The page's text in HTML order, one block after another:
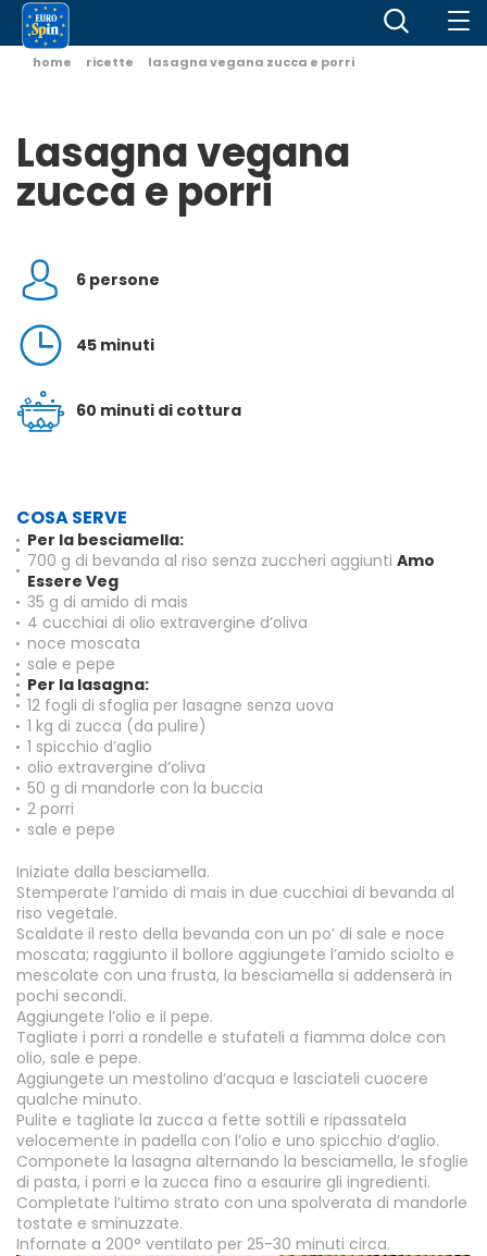
home ricette lasagna vegana zucca e porri
Lasagna vegana
zucca e porri
6 persone
45 minuti
60 minuti di cottura
COSA SERVE
Per la besciamella:
700 g di bevanda al riso senza zuccheri aggiunti Amo
Essere Veg
35 g di amido di mais
4 cucchiai di olio extravergine d’oliva
noce moscata
sale e pepe
Per la lasagna:
12 fogli di sfoglia per lasagne senza uova
1 kg di zucca (da pulire)
1 spicchio d’aglio
olio extravergine d’oliva
50 g di mandorle con la buccia
2 porri
sale e pepe
Iniziate dalla besciamella.
Stemperate l’amido di mais in due cucchiai di bevanda al
riso vegetale.
Scaldate il resto della bevanda con un po’ di sale e noce
moscata; raggiunto il bollore aggiungete l’amido sciolto e
mescolate con una frusta, la besciamella si addenserà in
pochi secondi.
Aggiungete l’olio e iI pepe.
Tagliate i porri a rondelle e stufateli a fiamma dolce con
olio, sale e pepe.
Aggiungete un mestolino d’acqua e lasciateli cuocere
qualche minuto.
Pulite e tagliate la zucca a fette sottili e ripassatela
velocemente in padella con l’olio e uno spicchio d’aglio.
Componete la lasagna alternando la besciamella, le sfoglie
di pasta, i porri e la zucca fino a esaurire gli ingredienti.
Completate l’ultimo strato con una spolverata di mandorle
tostate e sminuzzate.
Infornate a 200° ventilato per 25-30 minuti circa.